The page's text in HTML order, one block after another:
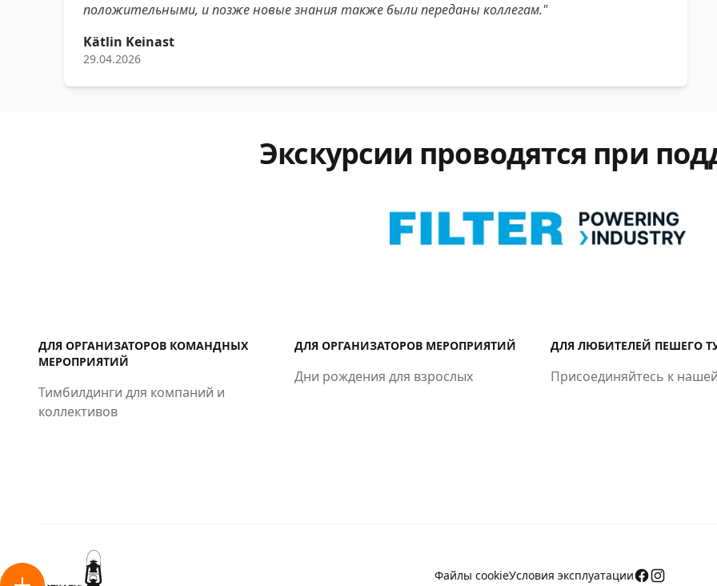
положительными, и позже новые знания также были переданы коллегам."
Kätlin Keinast
29.04.2026
Экскурсии проводятся при
ДЛЯ ОРГАНИЗАТОРОВ КОМАНДНЫХ
МЕРОПРИЯТИЙ
Тимбилдинги для компаний и
коллективов
ДЛЯ ОРГАНИЗАТОРОВ МЕРОПРИЯТИЙ
Дни рождения для взрослых
ДЛЯ ЛЮБИТЕЛЕЙ ПЕШЕГО
Присоединяйтесь к
Файлы cookieУсловия эксплуатации